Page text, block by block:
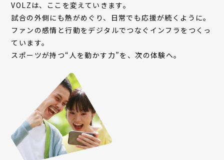
VOLZは、ここを変えていきます。
試合の外側にも熱がめぐり、日常でも応援が続くように。
ファンの感情と行動をデジタルでつなぐインフラをつくっ
ています。
スポーツが持つ“人を動かす力”を、次の体験へ。